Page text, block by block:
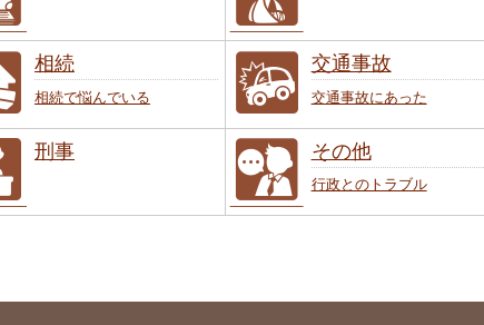
相続
相続で悩んでいる
交通事故
交通事故にあった
刑事 その他
行政とのトラブル